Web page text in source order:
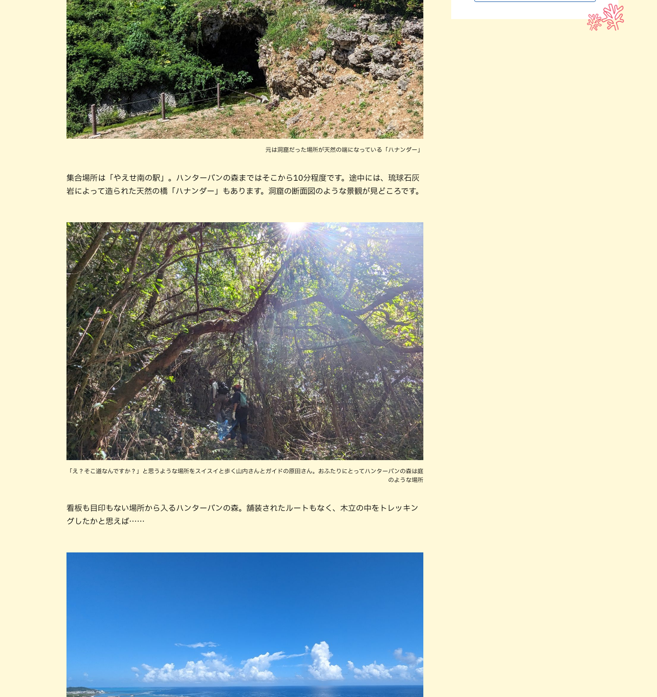
元は洞窟だった場所が天然の端になっている「ハナンダー」
集合場所は「やえせ南の駅」。ハンターバンの森まではそこから10分程度です。途中には、琉球石灰
岩によって造られた天然の橋「ハナンダー」もあります。洞窟の断面図のような景観が見どころです。
「え？そこ道なんですか？」と思うような場所をスイスイと歩く山内さんとガイドの原田さん。おふたりにとってハンターバンの森は庭
のような場所
看板も目印もない場所から入るハンターバンの森。舗装されたルートもなく、木立の中をトレッキン
グしたかと思えば……